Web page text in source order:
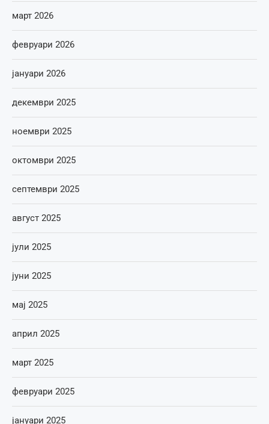
март 2026
февруари 2026
јануари 2026
декември 2025
ноември 2025
октомври 2025
септември 2025
август 2025
јули 2025
јуни 2025
мај 2025
април 2025
март 2025
февруари 2025
јануари 2025